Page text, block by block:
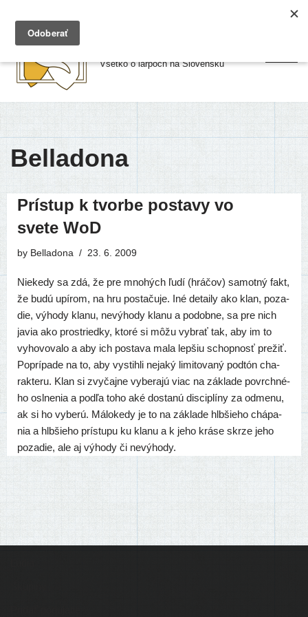
Preskočiť
Všetko o larpoch na Slovensku
Belladona
Prístup k tvorbe postavy vo
svete WoD
by Belladona 23. 6. 2009
Niekedy sa zdá, že pre mno­hých ľudí (hrá­čov) samot­ný fakt,
že budú upí­rom, na hru posta­ču­je. Iné detai­ly ako klan, poza­
die, výho­dy kla­nu, nevý­ho­dy kla­nu a podob­ne, sa pre nich
javia ako pros­tried­ky, kto­ré si môžu vybrať tak, aby im to
vyho­vo­va­lo a aby ich posta­va mala lep­šiu schop­nosť pre­žiť.
Poprípade na to, aby vystih­li neja­ký limi­to­va­ný pod­tón cha­
rak­te­ru. Klan si zvy­čaj­ne vybe­ra­jú viac na zákla­de povr­ch­né­
ho osl­ne­nia a pod­ľa toho aké dosta­nú dis­cip­lí­ny za odme­nu,
ak si ho vybe­rú. Málokedy je to na zákla­de hlb­šie­ho chá­pa­
nia a hlb­šie­ho prí­stu­pu ku kla­nu a k jeho krá­se skr­ze jeho
poza­die, ale aj výho­dy či nevýhody.